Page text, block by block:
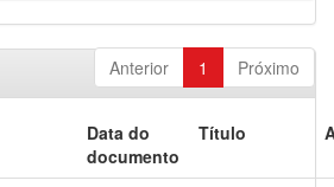
Anterior 1 Próximo
Data do
documento
Título